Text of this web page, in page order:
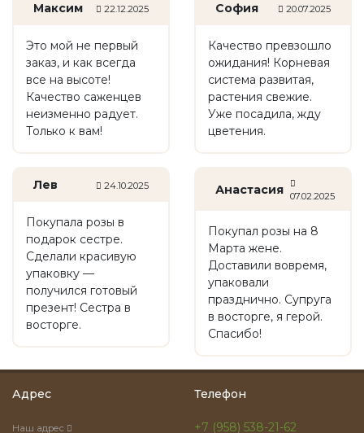
Максим 22.12.2025
Это мой не первый
заказ, и как всегда
все на высоте!
Качество саженцев
неизменно радует.
Только к вам!
София 20.07.2025
Качество превзошло
ожидания! Корневая
система развитая,
растения свежие.
Уже посадила, жду
цветения.
Лев 24.10.2025
Покупала розы в
подарок сестре.
Сделали красивую
упаковку —
получился готовый
презент! Сестра в
восторге.
Анастасия 07.02.2025
Покупал розы на 8
Марта жене.
Доставили вовремя,
упаковали
празднично. Супруга
в восторге, я герой.
Спасибо!
Адрес
Наш адрес
Телефон
+7 (958) 538-21-62